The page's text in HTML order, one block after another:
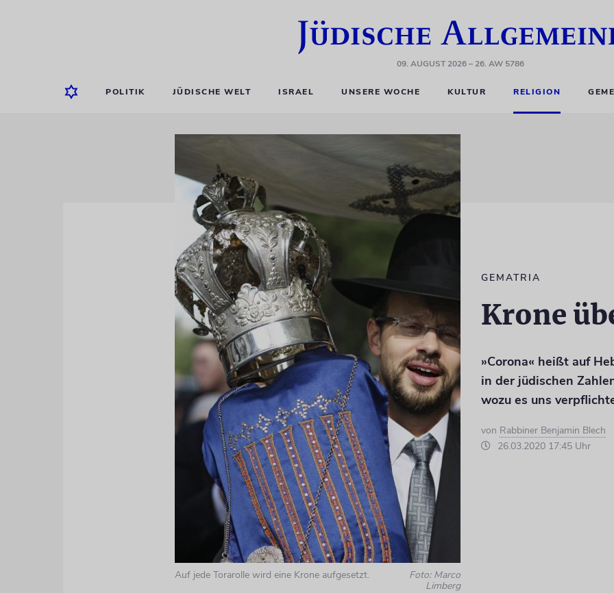
09. AUGUST 2026– 26. AW 5786
POLITIK JÜDISCHE WELT ISRAEL UNSERE WOCHE KULTUR RELIGION
Auf jede Torarolle wird eine Krone aufgesetzt.
Foto: Marco
Limberg
GEMATRIA
Krone
»Corona« heißt auf
in der jüdischen
wozu es uns
von Rabbiner Benjamin Blech
26.03.2020 17:45 Uhr